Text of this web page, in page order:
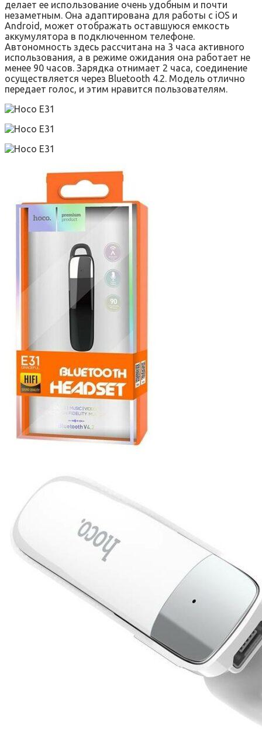
делает ее использование очень удобным и почти
незаметным. Она адаптирована для работы с iOS и
Android, может отображать оставшуюся емкость
аккумулятора в подключенном телефоне.
Автономность здесь рассчитана на 3 часа активного
использования, а в режиме ожидания она работает не
менее 90 часов. Зарядка отнимает 2 часа, соединение
осуществляется через Bluetooth 4.2. Модель отлично
передает голос, и этим нравится пользователям.